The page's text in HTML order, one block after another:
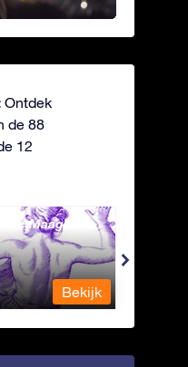
Ontdek
de 88
12
Maagd
Bekijk